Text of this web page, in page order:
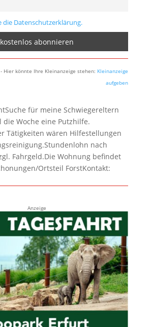
die Datenschutzerklärung.
Hier könnte Ihre Kleinanzeige stehen: Kleinanzeige
aufgeben
für meine Schwiegereltern
die Woche eine Putzhilfe.
Tätigkeiten wären Hilfestellungen
nach
Fahrgeld.Die Wohnung befindet
Ortsteil ForstKontakt:
Anzeige